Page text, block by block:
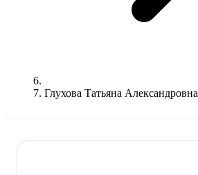
Глухова Татьяна Александровна